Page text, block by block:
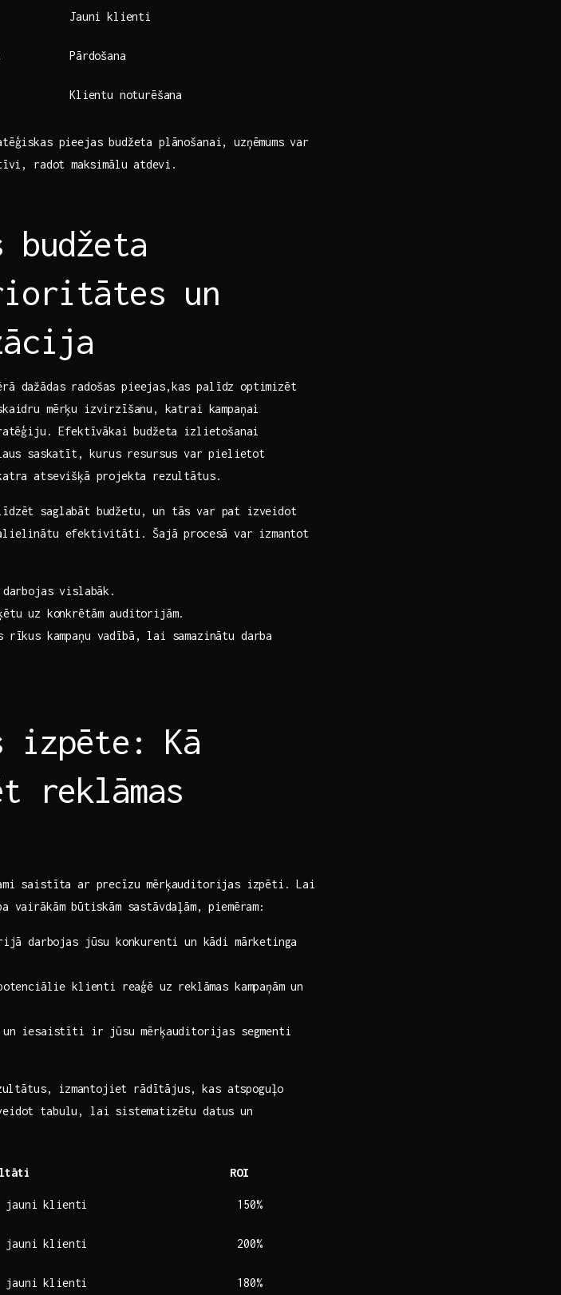
Jauni​ klienti
Pārdošana
Klientu noturēšana
pieejas budžeta plānošanai, uzņēmums ⁣var
radot ⁤maksimālu ⁢atdevi.
budžeta
un
dažādas radošas pieejas,kas palīdz optimizēt
mērķu izvirzīšanu, ⁤katrai kampaņai
Efektīvākai budžeta izlietošanai
saskatīt, kurus resursus var pielietot
atsevišķā projekta rezultātus.
saglabāt budžetu, un tās var pat izveidot
efektivitāti. Šajā ⁣procesā var ⁤izmantot
vislabāk.
uz konkrētām auditorijām.
rīkus kampaņu vadībā, lai samazinātu darba
izpēte: ⁣Kā
reklāmas
⁢saistīta ar precīzu mērķauditorijas izpēti. Lai
būtiskām sastāvdaļām, ⁢piemēram:
darbojas jūsu konkurenti un kādi mārketinga
klienti reaģē uz reklāmas ‍kampaņām un
iesaistīti ir jūsu mērķauditorijas segmenti
⁤izmantojiet ‌rādītājus, kas atspoguļo
tabulu, lai sistematizētu datus un
ROI
jauni klienti 150%
jauni‍ klienti 200%
jauni klienti 180%